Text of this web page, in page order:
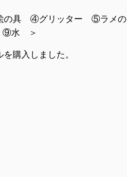
の具 ④グリッター ⑤ラメの
⑨水 ＞
購入しました。